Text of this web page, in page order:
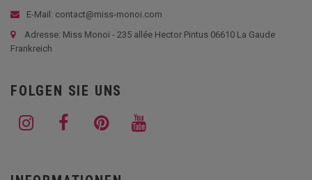
E-Mail: contact@miss-monoi.com
Adresse: Miss Monoi - 235 allée Hector Pintus 06610 La Gaude
Frankreich
FOLGEN SIE UNS